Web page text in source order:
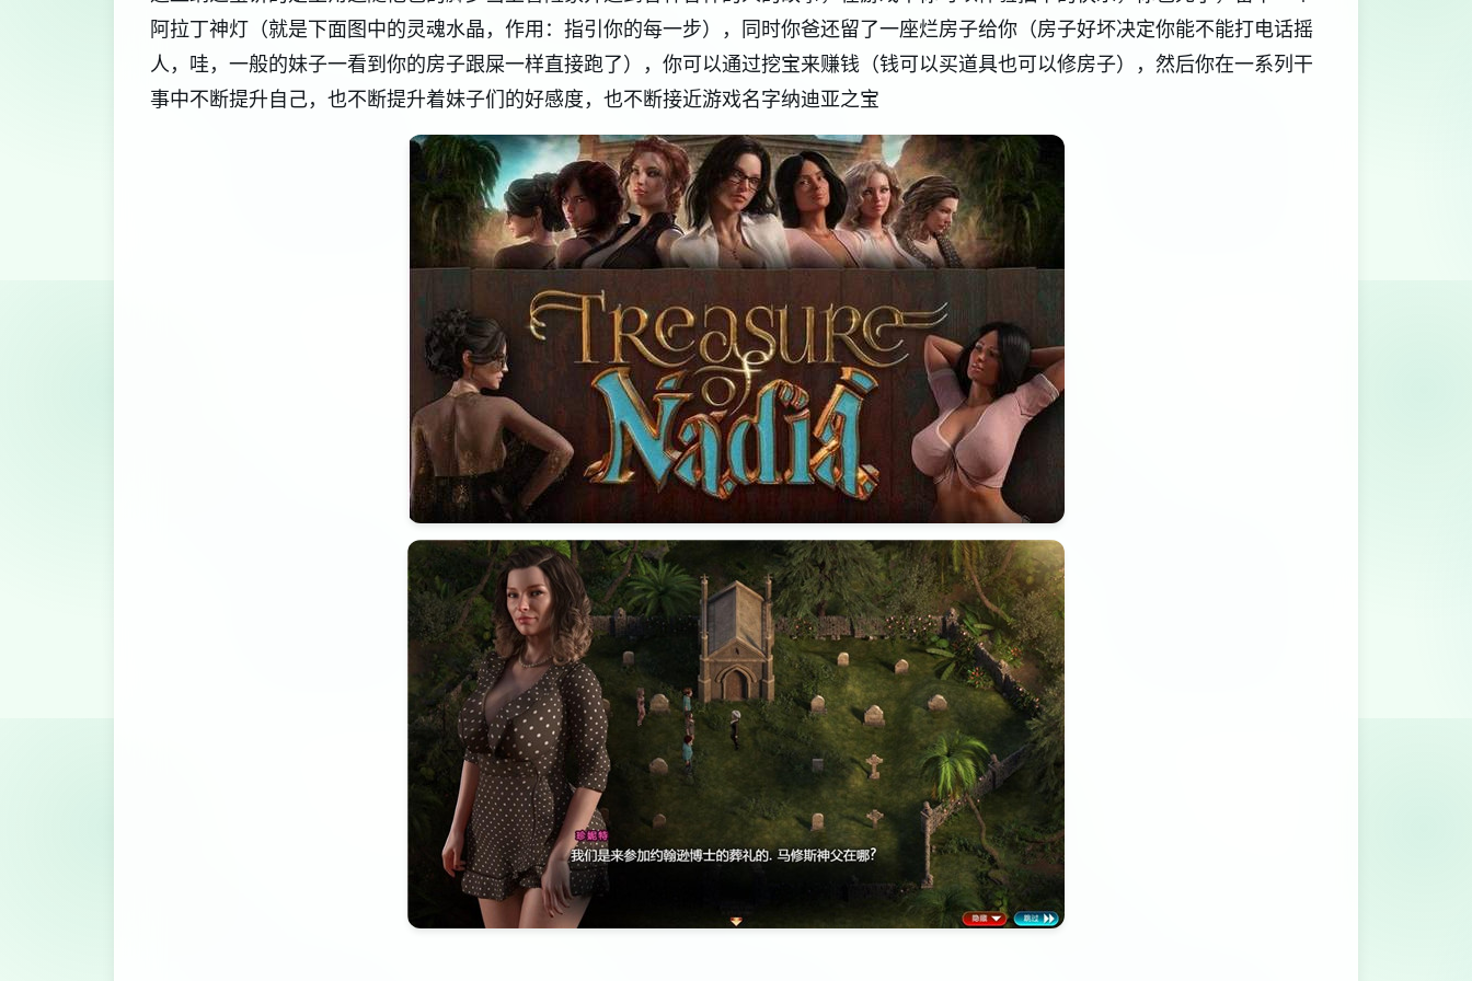
阿拉丁神灯（就是下面图中的灵魂水晶，作用：指引你的每一步），同时你爸还留了一座烂房子给你（房子好坏决定你能不能打电话摇
人，哇，一般的妹子一看到你的房子跟屎一样直接跑了），你可以通过挖宝来赚钱（钱可以买道具也可以修房子），然后你在一系列干
事中不断提升自己，也不断提升着妹子们的好感度，也不断接近游戏名字纳迪亚之宝